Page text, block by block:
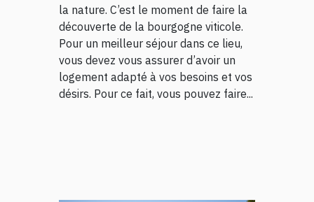
la nature. C’est le moment de faire la
découverte de la bourgogne viticole.
Pour un meilleur séjour dans ce lieu,
vous devez vous assurer d’avoir un
logement adapté à vos besoins et vos
désirs. Pour ce fait, vous pouvez faire...